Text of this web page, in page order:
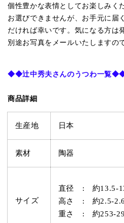
個性豊かな表情としてお楽しみく
お選びできませんが、お手元に届
だければ幸いです。気になる方は
別途お写真をメールいたしますの
◆◆辻中秀夫さんのうつわ一覧
商品詳細
生産地 日本
素材 陶器
サイズ
直径 : 約13.5-
高さ : 約2.5-
重さ : 約253-